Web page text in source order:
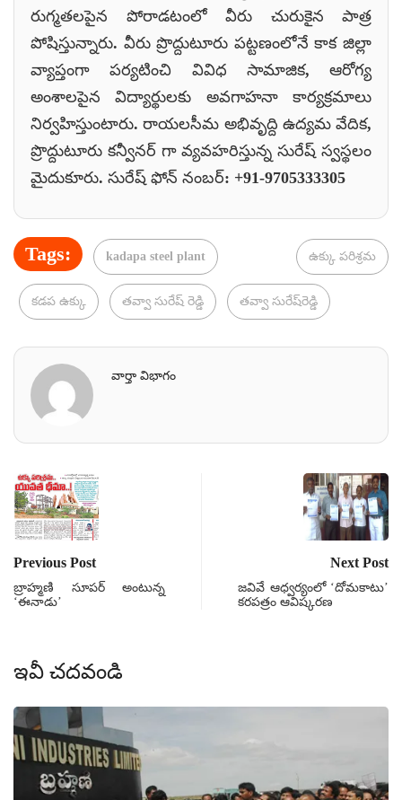
రుగ్మతలపైన పోరాడటంలో వీరు చురుకైన పాత్ర
పోషిస్తున్నారు. వీరు ప్రొద్దుటూరు పట్టణంలోనే కాక జిల్లా
వ్యాప్తంగా పర్యటించి వివిధ సామాజిక, ఆరోగ్య
అంశాలపైన విద్యార్థులకు అవగాహనా కార్యక్రమాలు
నిర్వహిస్తుంటారు. రాయలసీమ అభివృద్ది ఉద్యమ వేదిక,
ప్రొద్దుటూరు కన్వీనర్ గా వ్యవహరిస్తున్న సురేష్ స్వస్థలం
మైదుకూరు. సురేష్ ఫోన్ నంబర్: +91-9705333305
Tags: kadapa steel plant ఉక్కు పరిశ్రమ
కడప ఉక్కు తవ్వా సురేష్ రెడ్డి తవ్వా సురేష్‌రెడ్డి
వార్తా విభాగం
Previous Post
బ్రాహ్మణి సూపర్ అంటున్న
‘ఈనాడు’
Next Post
జవివే ఆధ్వర్యంలో ‘దోమకాటు’
కరపత్రం ఆవిష్కరణ
ఇవీ చదవండి